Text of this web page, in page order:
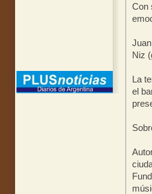
Con
Niz
La
el